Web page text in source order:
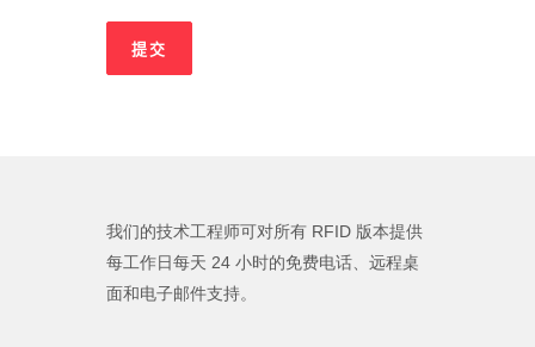
我们的技术工程师可对所有 RFID 版本提供
每工作日每天 24 小时的免费电话、远程桌
面和电子邮件支持。